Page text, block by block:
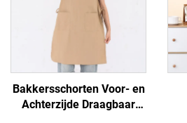
Bakkersschorten Voor- en
Achterzijde Draagbaar